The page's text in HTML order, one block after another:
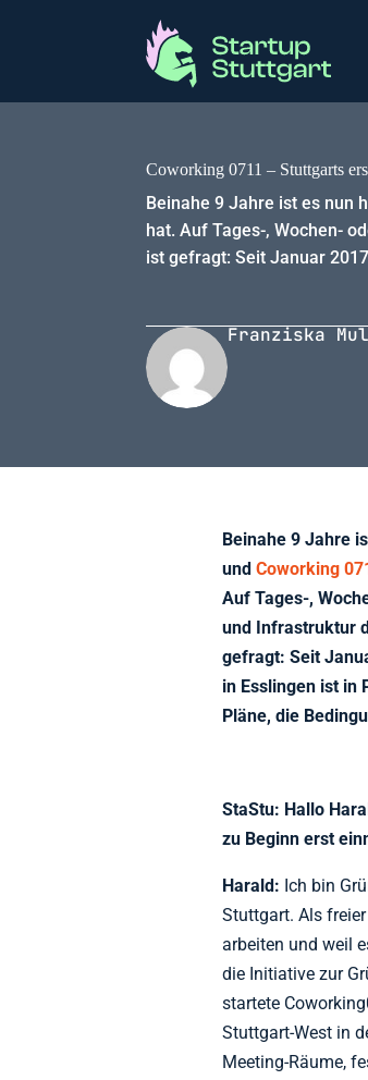
Coworking 0711 – Stuttgarts
Beinahe 9 Jahre ist es nun
hat. Auf Tages-, Wochen-
ist gefragt: Seit Januar
Franziska
Beinahe 9 Jahre
undCoworking
Auf Tages-,
und Infrastruktur
gefragt: Seit
in Esslingen ist in
Pläne, die
StaStu: Hallo
zu Beginn erst
Harald: Ich bin
Stuttgart. Als
arbeiten und weil
die Initiative zur
startete
Stuttgart-West in
Meeting-Räume,